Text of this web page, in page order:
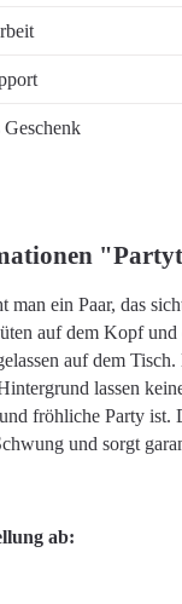
man ein Paar, das
auf dem Kopf und
auf dem
lassen
fröhliche Party ist.
und sorgt
ab: